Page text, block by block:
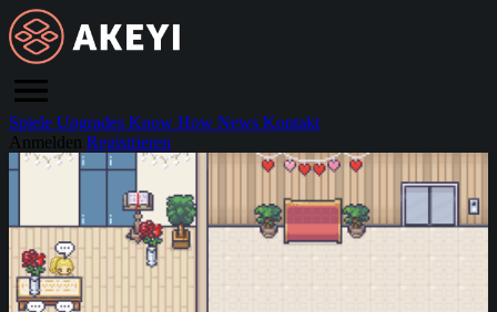
Spiele Upgrades Know How News Kontakt
Anmelden Registrieren